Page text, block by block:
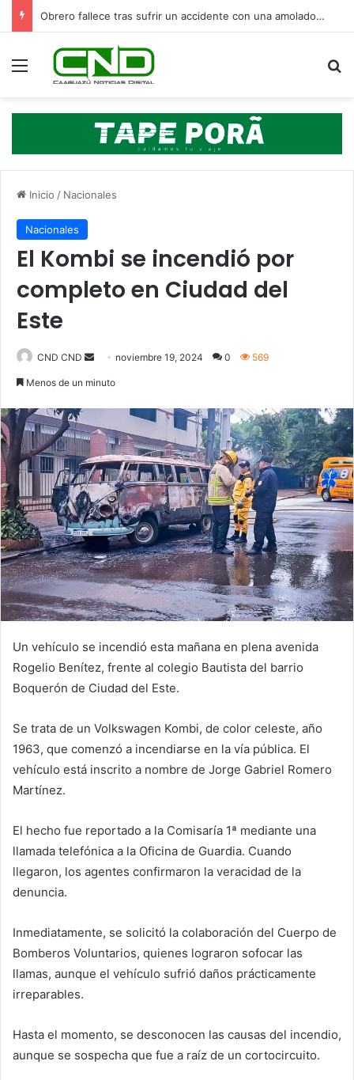
Obrero fallece tras sufrir un accidente con una amoladora en Canindeyú
Menú
Inicio / Nacionales
Nacionales
El Kombi se incendió por
completo en Ciudad del
Este
CND CND
Send noviembre 19, 2024 0 569
Menos de un minuto
Un vehículo se incendió esta mañana en plena avenida
Rogelio Benítez, frente al colegio Bautista del barrio
Boquerón de Ciudad del Este.
Se trata de un Volkswagen Kombi, de color celeste, año
1963, que comenzó a incendiarse en la vía pública. El
vehículo está inscrito a nombre de Jorge Gabriel Romero
Martínez.
El hecho fue reportado a la Comisaría 1ª mediante una
llamada telefónica a la Oficina de Guardia. Cuando
llegaron, los agentes confirmaron la veracidad de la
denuncia.
Inmediatamente, se solicitó la colaboración del Cuerpo de
Bomberos Voluntarios, quienes lograron sofocar las
llamas, aunque el vehículo sufrió daños prácticamente
irreparables.
Hasta el momento, se desconocen las causas del incendio,
aunque se sospecha que fue a raíz de un cortocircuito.